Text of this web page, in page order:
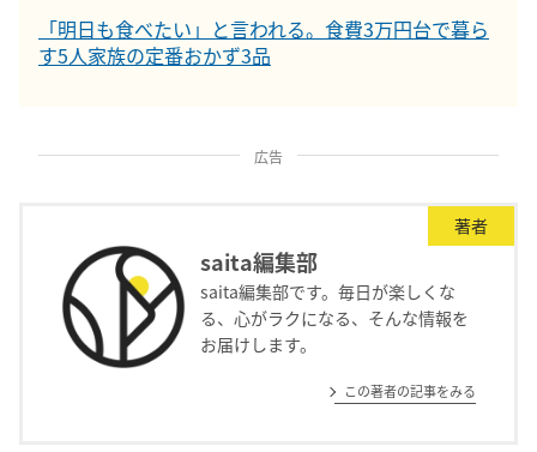
「明日も食べたい」と言われる。食費3万円台で暮ら
す5人家族の定番おかず3品
広告
著者
saita編集部
saita編集部です。毎日が楽しくな
る、心がラクになる、そんな情報を
お届けします。
この著者の記事をみる